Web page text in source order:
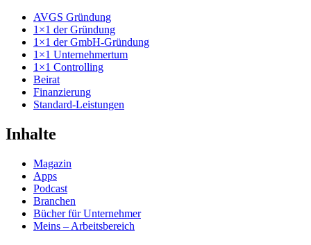
AVGS Gründung
1×1 der Gründung
1×1 der GmbH-Gründung
1×1 Unternehmertum
1×1 Controlling
Beirat
Finanzierung
Standard-Leistungen
Inhalte
Magazin
Apps
Podcast
Branchen
Bücher für Unternehmer
Meins – Arbeitsbereich